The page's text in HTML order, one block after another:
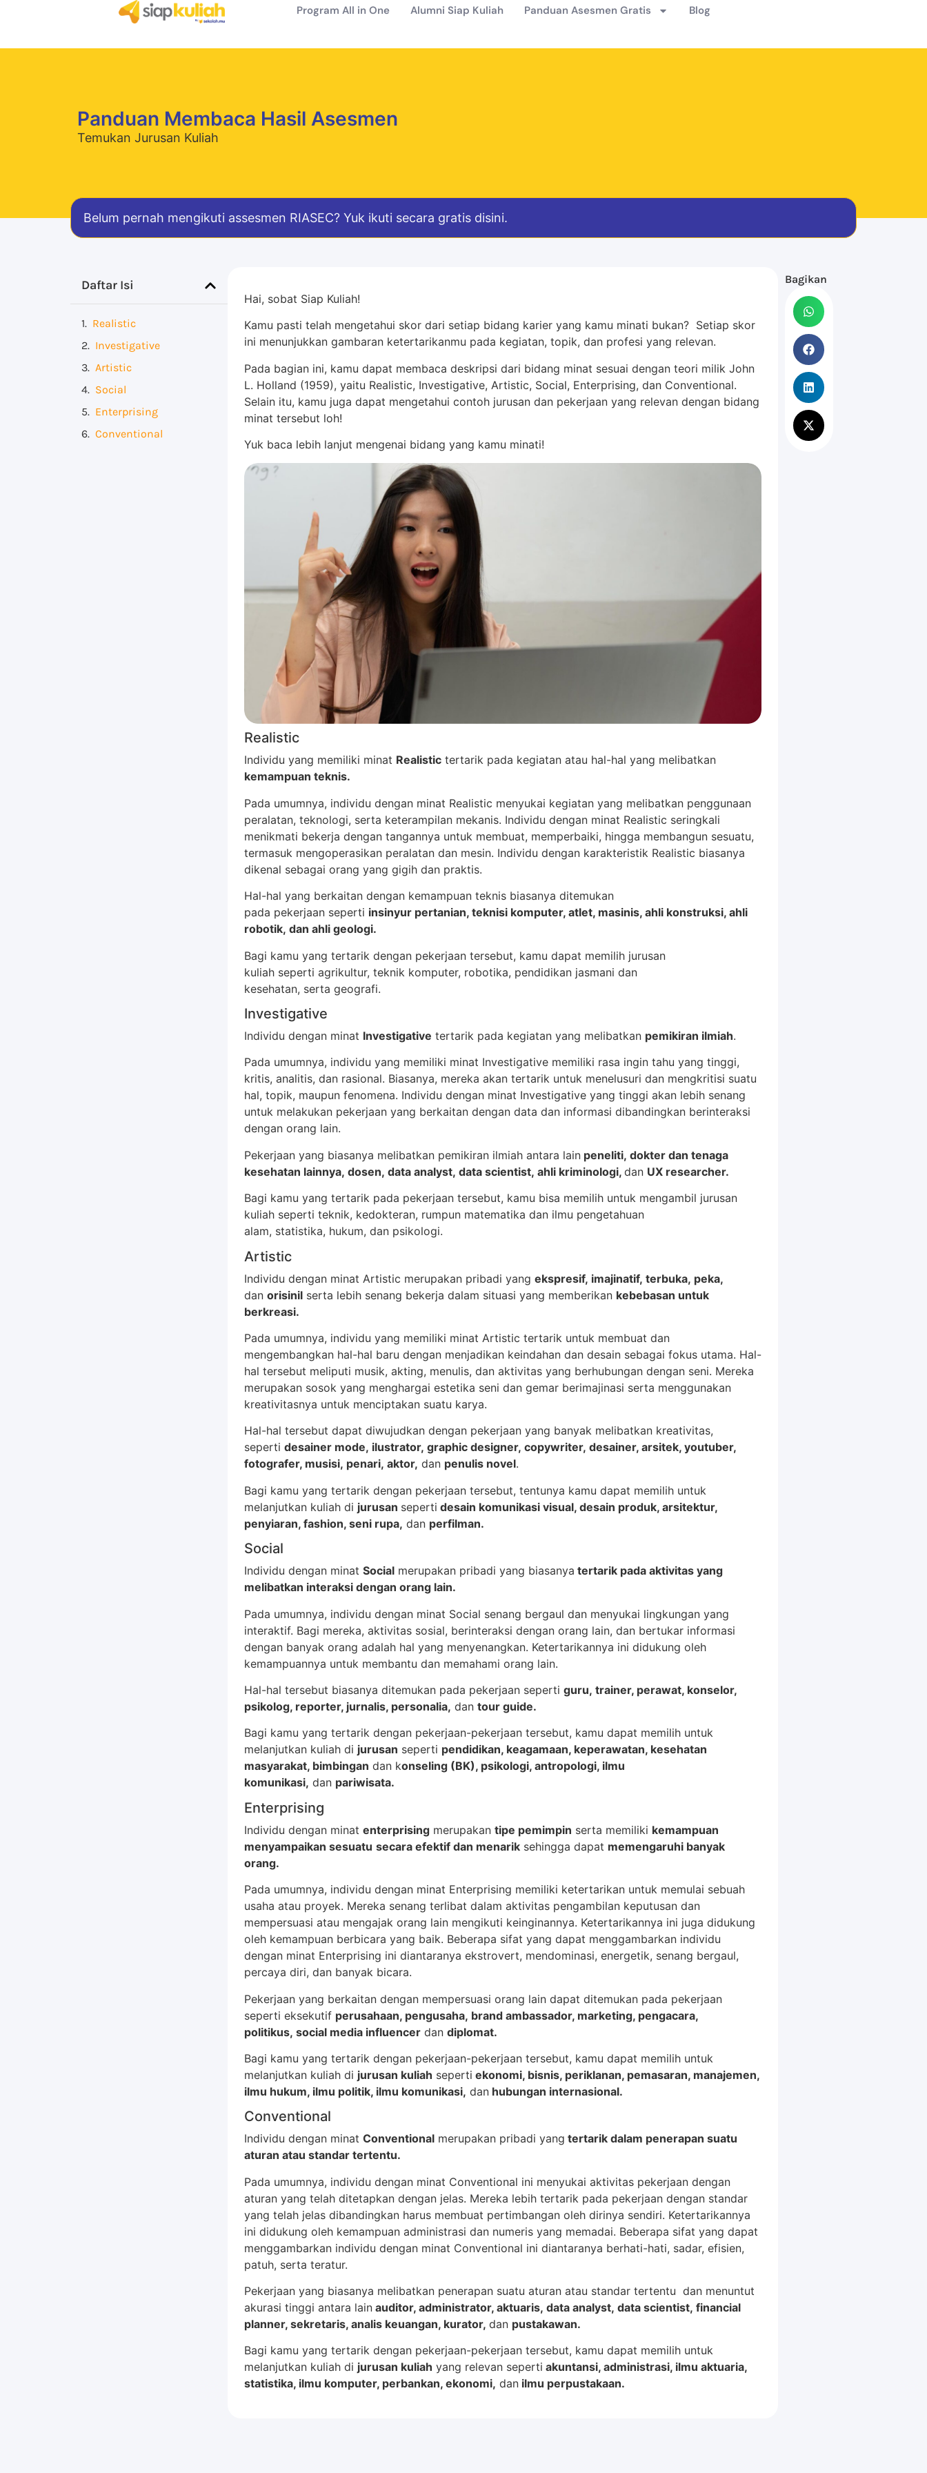
Program All in One Alumni Siap Kuliah Panduan Asesmen Gratis Blog
Panduan Membaca Hasil Asesmen
Temukan Jurusan Kuliah
Belum pernah mengikuti assesmen RIASEC? Yuk ikuti secara gratis disini.
Daftar Isi
Realistic
Investigative
Artistic
Social
Enterprising
Conventional
Hai, sobat Siap Kuliah!
Kamu pasti telah mengetahui skor dari setiap bidang karier yang kamu minati bukan? Setiap skor
ini menunjukkan gambaran ketertarikanmu pada kegiatan, topik, dan profesi yang relevan.
Pada bagian ini, kamu dapat membaca deskripsi dari bidang minat sesuai dengan teori milik John
L. Holland (1959), yaitu Realistic, Investigative, Artistic, Social, Enterprising, dan Conventional.
Selain itu, kamu juga dapat mengetahui contoh jurusan dan pekerjaan yang relevan dengan bidang
minat tersebut loh!
Yuk baca lebih lanjut mengenai bidang yang kamu minati!
Realistic
Individu yang memiliki minat Realistic tertarik pada kegiatan atau hal-hal yang melibatkan
kemampuan teknis.
Pada umumnya, individu dengan minat Realistic menyukai kegiatan yang melibatkan penggunaan
peralatan, teknologi, serta keterampilan mekanis. Individu dengan minat Realistic seringkali
menikmati bekerja dengan tangannya untuk membuat, memperbaiki, hingga membangun sesuatu,
termasuk mengoperasikan peralatan dan mesin. Individu dengan karakteristik Realistic biasanya
dikenal sebagai orang yang gigih dan praktis.
Hal-hal yang berkaitan dengan kemampuan teknis biasanya ditemukan
pada pekerjaan seperti insinyur pertanian, teknisi komputer, atlet, masinis, ahli konstruksi, ahli
robotik, dan ahli geologi.
Bagi kamu yang tertarik dengan pekerjaan tersebut, kamu dapat memilih jurusan
kuliah seperti agrikultur, teknik komputer, robotika, pendidikan jasmani dan
kesehatan, serta geografi.
Investigative
Individu dengan minat Investigative tertarik pada kegiatan yang melibatkan pemikiran ilmiah.
Pada umumnya, individu yang memiliki minat Investigative memiliki rasa ingin tahu yang tinggi,
kritis, analitis, dan rasional. Biasanya, mereka akan tertarik untuk menelusuri dan mengkritisi suatu
hal, topik, maupun fenomena. Individu dengan minat Investigative yang tinggi akan lebih senang
untuk melakukan pekerjaan yang berkaitan dengan data dan informasi dibandingkan berinteraksi
dengan orang lain.
Pekerjaan yang biasanya melibatkan pemikiran ilmiah antara lain peneliti, dokter dan tenaga
kesehatan lainnya, dosen, data analyst, data scientist, ahli kriminologi, dan UX researcher.
Bagi kamu yang tertarik pada pekerjaan tersebut, kamu bisa memilih untuk mengambil jurusan
kuliah seperti teknik, kedokteran, rumpun matematika dan ilmu pengetahuan
alam, statistika, hukum, dan psikologi.
Artistic
Individu dengan minat Artistic merupakan pribadi yang ekspresif, imajinatif, terbuka, peka,
dan orisinil serta lebih senang bekerja dalam situasi yang memberikan kebebasan untuk
berkreasi.
Pada umumnya, individu yang memiliki minat Artistic tertarik untuk membuat dan
mengembangkan hal-hal baru dengan menjadikan keindahan dan desain sebagai fokus utama. Hal-
hal tersebut meliputi musik, akting, menulis, dan aktivitas yang berhubungan dengan seni. Mereka
merupakan sosok yang menghargai estetika seni dan gemar berimajinasi serta menggunakan
kreativitasnya untuk menciptakan suatu karya.
Hal-hal tersebut dapat diwujudkan dengan pekerjaan yang banyak melibatkan kreativitas,
seperti desainer mode, ilustrator, graphic designer, copywriter, desainer, arsitek, youtuber,
fotografer, musisi, penari, aktor, dan penulis novel.
Bagi kamu yang tertarik dengan pekerjaan tersebut, tentunya kamu dapat memilih untuk
melanjutkan kuliah di jurusan seperti desain komunikasi visual, desain produk, arsitektur,
penyiaran, fashion, seni rupa, dan perfilman.
Social
Individu dengan minat Social merupakan pribadi yang biasanya tertarik pada aktivitas yang
melibatkan interaksi dengan orang lain.
Pada umumnya, individu dengan minat Social senang bergaul dan menyukai lingkungan yang
interaktif. Bagi mereka, aktivitas sosial, berinteraksi dengan orang lain, dan bertukar informasi
dengan banyak orang adalah hal yang menyenangkan. Ketertarikannya ini didukung oleh
kemampuannya untuk membantu dan memahami orang lain.
Hal-hal tersebut biasanya ditemukan pada pekerjaan seperti guru, trainer, perawat, konselor,
psikolog, reporter, jurnalis, personalia, dan tour guide.
Bagi kamu yang tertarik dengan pekerjaan-pekerjaan tersebut, kamu dapat memilih untuk
melanjutkan kuliah di jurusan seperti pendidikan, keagamaan, keperawatan, kesehatan
masyarakat, bimbingan dan konseling (BK), psikologi, antropologi, ilmu
komunikasi, dan pariwisata.
Enterprising
Individu dengan minat enterprising merupakan tipe pemimpin serta memiliki kemampuan
menyampaikan sesuatu secara efektif dan menarik sehingga dapat memengaruhi banyak
orang.
Pada umumnya, individu dengan minat Enterprising memiliki ketertarikan untuk memulai sebuah
usaha atau proyek. Mereka senang terlibat dalam aktivitas pengambilan keputusan dan
mempersuasi atau mengajak orang lain mengikuti keinginannya. Ketertarikannya ini juga didukung
oleh kemampuan berbicara yang baik. Beberapa sifat yang dapat menggambarkan individu
dengan minat Enterprising ini diantaranya ekstrovert, mendominasi, energetik, senang bergaul,
percaya diri, dan banyak bicara.
Pekerjaan yang berkaitan dengan mempersuasi orang lain dapat ditemukan pada pekerjaan
seperti eksekutif perusahaan, pengusaha, brand ambassador, marketing, pengacara,
politikus, social media influencer dan diplomat.
Bagi kamu yang tertarik dengan pekerjaan-pekerjaan tersebut, kamu dapat memilih untuk
melanjutkan kuliah di jurusan kuliah seperti ekonomi, bisnis, periklanan, pemasaran, manajemen,
ilmu hukum, ilmu politik, ilmu komunikasi, dan hubungan internasional.
Conventional
Individu dengan minat Conventional merupakan pribadi yang tertarik dalam penerapan suatu
aturan atau standar tertentu.
Pada umumnya, individu dengan minat Conventional ini menyukai aktivitas pekerjaan dengan
aturan yang telah ditetapkan dengan jelas. Mereka lebih tertarik pada pekerjaan dengan standar
yang telah jelas dibandingkan harus membuat pertimbangan oleh dirinya sendiri. Ketertarikannya
ini didukung oleh kemampuan administrasi dan numeris yang memadai. Beberapa sifat yang dapat
menggambarkan individu dengan minat Conventional ini diantaranya berhati-hati, sadar, efisien,
patuh, serta teratur.
Pekerjaan yang biasanya melibatkan penerapan suatu aturan atau standar tertentu dan menuntut
akurasi tinggi antara lain auditor, administrator, aktuaris, data analyst, data scientist, financial
planner, sekretaris, analis keuangan, kurator, dan pustakawan.
Bagi kamu yang tertarik dengan pekerjaan-pekerjaan tersebut, kamu dapat memilih untuk
melanjutkan kuliah di jurusan kuliah yang relevan seperti akuntansi, administrasi, ilmu aktuaria,
statistika, ilmu komputer, perbankan, ekonomi, dan ilmu perpustakaan.
Bagikan